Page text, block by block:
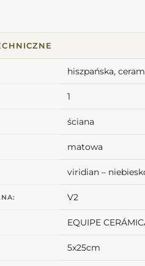
hiszpańska,
1
ściana
matowa
viridian –
V2
EQUIPE
5x25cm